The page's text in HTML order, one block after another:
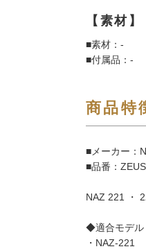
【素材】
■素材：-
■付属品：-
商品特
■メーカー：
■品番：
NAZ 221 ・
◆適合モデル
・NAZ-221